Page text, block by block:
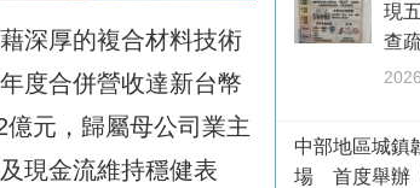
深厚的複合材料技術
度合併營收達新台幣
元，歸屬母公司業主
現金流維持穩健表
現
查
中部地區城鎮
場 首度舉辦